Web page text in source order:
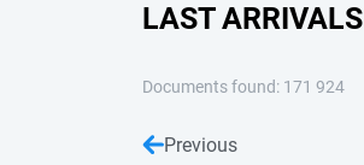
LAST ARRIVALS
Documents found: 171 924
Previous